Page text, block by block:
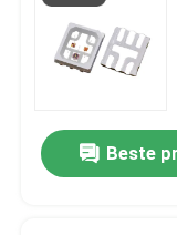
Contacteer ons
Beste